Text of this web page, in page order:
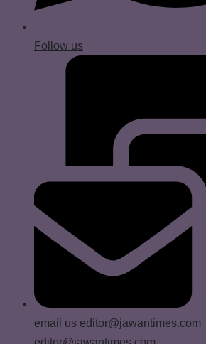
Follow us
email us editor@jawantimes.com